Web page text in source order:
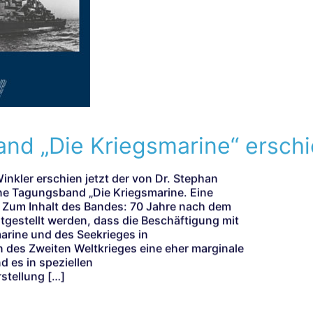
„Die Kriegsmarine“
erschien jetzt der von Dr. Stephan
Tagungsband „Die Kriegsmarine. Eine
Inhalt des Bandes: 70 Jahre nach dem
werden, dass die Beschäftigung mit
und des Seekrieges in
Zweiten Weltkrieges eine eher marginale
es in speziellen
[…]